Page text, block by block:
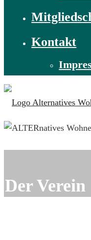
Kontakt
Der Verein